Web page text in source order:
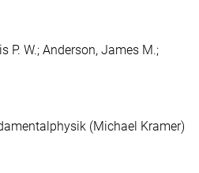
P. W.; Anderson, James M.;
(Michael Kramer)